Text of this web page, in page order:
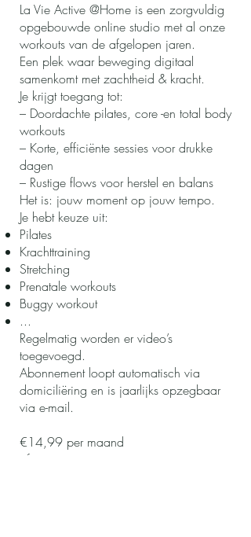
La Vie Active @Home is een zorgvuldig
opgebouwde online studio met al onze
workouts van de afgelopen jaren.
Een plek waar beweging digitaal
samenkomt met zachtheid & kracht.
Je krijgt toegang tot:
– Doordachte pilates, core -en total body
workouts
– Korte, efficiënte sessies voor drukke
dagen
– Rustige flows voor herstel en balans
Het is: jouw moment op jouw tempo.
Je hebt keuze uit:
Pilates
Krachttraining
Stretching
Prenatale workouts
Buggy workout
...
Regelmatig worden er video’s
toegevoegd.
Abonnement loopt automatisch via
domiciliëring en is jaarlijks opzegbaar
via e-mail.
€14,99 per maand
of